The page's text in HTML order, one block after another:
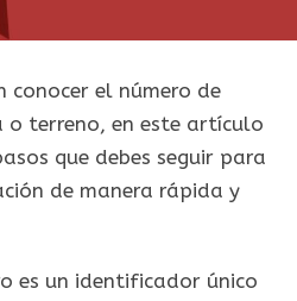
conocer el número de
o terreno, en este artículo
que debes seguir para
de manera rápida y
es un identificador único